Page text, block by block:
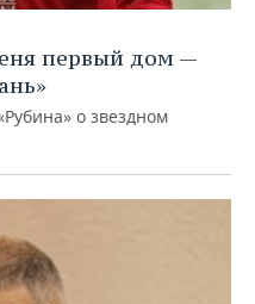
первый дом —
о звездном